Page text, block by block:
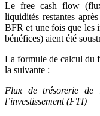
Le free cash flow
liquidités restantes
BFR et une fois que les
bénéfices) aient été
La formule de calcul du
la suivante :
Flux de trésorerie de
l’investissement (FTI)